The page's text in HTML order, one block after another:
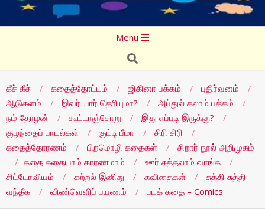
Menu
Search
கீச் கீச் கதைத்தோட்டம் ஜிகினா பக்கம்
புதிர்வனம்
ஆடுகளம்
இவர் யார் தெரியுமா?
அப்துல் கலாம் பக்கம்
நம் தோழன்
கூட்டாஞ்சோறு
இது எப்படி இருக்கு?
குழந்தைப் பாடல்கள்
குட்டி பீமா
சிரி சிரி
கதைத்தோரணம்
பிறமொழி கதைகள்
சிறார் நூல் அறிமுகம்
கதை கதையாம் காரணமாம்
ஊர் சுத்தலாம் வாங்க
சிட்டோவியம்
கற்றல் இனிது கவிதைகள்
சுத்தி சுத்தி
வந்தீக
விண்வெளிப் பயணம் படக் கதை – Comics